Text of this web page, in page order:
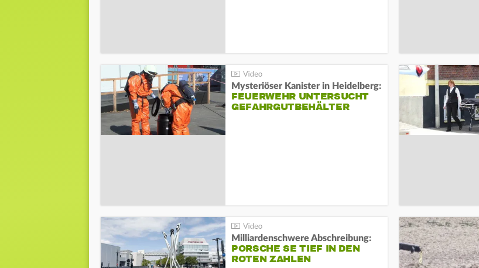
Mysteriöser Kanister in Heidelberg:
FEUERWEHR UNTERSUCHT
GEFAHRGUTBEHÄLTER
Milliardenschwere Abschreibung:
PORSCHE SE TIEF IN DEN
ROTEN ZAHLEN